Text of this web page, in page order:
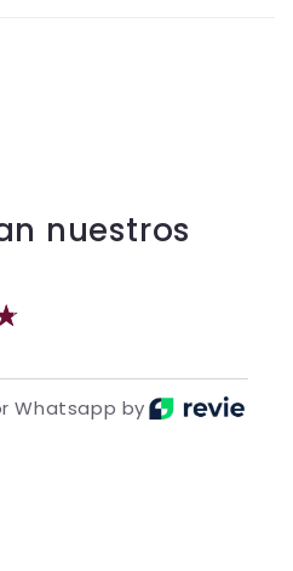
nuestros
Whatsapp by